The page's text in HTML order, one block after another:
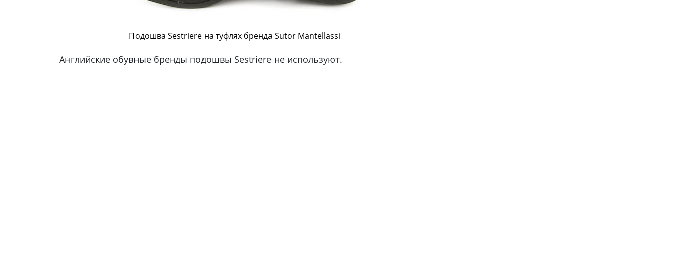
Подошва Sestriere на туфлях бренда Sutor Mantellassi
Английские обувные бренды подошвы Sestriere не используют.